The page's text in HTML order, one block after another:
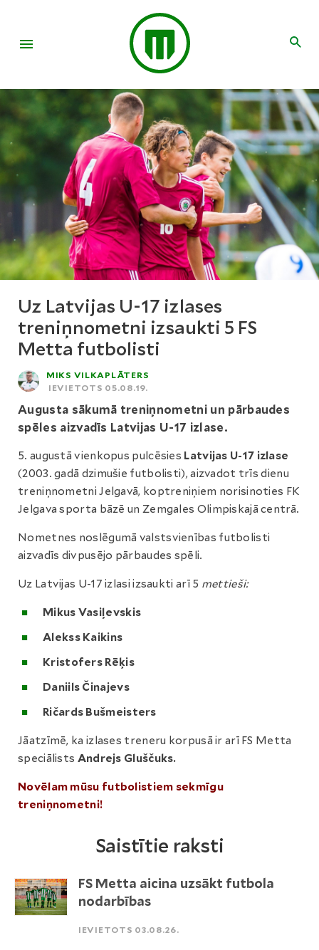
Uz Latvijas U-17 izlases
treniņnometni izsaukti 5 FS
Metta futbolisti
MIKS VILKAPLĀTERS
IEVIETOTS 05.08.19.
Augusta sākumā treniņnometni un pārbaudes
spēles aizvadīs Latvijas U-17 izlase.
5. augustā vienkopus pulcēsies Latvijas U-17 izlase
(2003. gadā dzimušie futbolisti), aizvadot trīs dienu
treniņnometni Jelgavā, koptreniņiem norisinoties FK
Jelgava sporta bāzē un Zemgales Olimpiskajā centrā.
Nometnes noslēgumā valstsvienības futbolisti
aizvadīs divpusējo pārbaudes spēli.
Uz Latvijas U-17 izlasi izsaukti arī 5 mettieši:
Mikus Vasiļevskis
Alekss Kaikins
Kristofers Rēķis
Daniils Činajevs
Ričards Bušmeisters
Jāatzīmē, ka izlases treneru korpusā ir arī FS Metta
speciālists Andrejs Gluščuks.
Novēlam mūsu futbolistiem sekmīgu
treniņnometni!
Saistītie raksti
FS Metta aicina uzsākt futbola
nodarbības
IEVIETOTS 03.08.26.